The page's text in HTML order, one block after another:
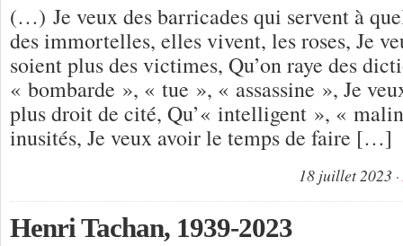
(…) Je veux des barricades qui servent à
des immortelles, elles vivent, les roses, Je
soient plus des victimes, Qu’on raye des
« bombarde », « tue », « assassine », Je
plus droit de cité, Qu’« intelligent », «
inusités, Je veux avoir le temps de faire […]
18 juillet 2023
Henri Tachan, 1939-2023